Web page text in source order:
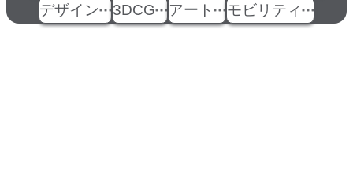
デザイン
3DCG アート モビリティ